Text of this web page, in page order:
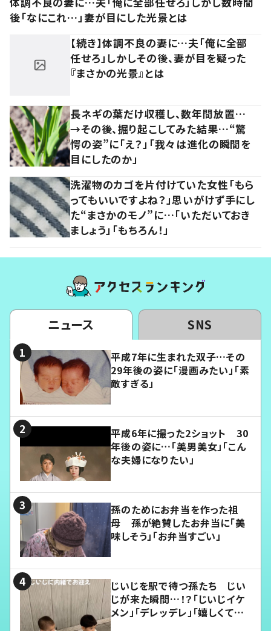
後「なにこれ…」妻が目にした光景とは
【続き】体調不良の妻に…夫「俺に全部
任せろ」しかしその後、妻が目を疑った
『まさかの光景』とは
長ネギの葉だけ収穫し、数年間放置…
→その後、掘り起こしてみた結果…“驚
愕の姿”に「え？」「我々は進化の瞬間を
目にしたのか」
洗濯物のカゴを片付けていた女性「もら
ってもいいですよね？」思いがけず手にし
た“まさかのモノ”に…「いただいておき
ましょう」「もちろん！」
ニュース SNS
平成7年に生まれた双子…その
29年後の姿に「漫画みたい」「素
敵すぎる」
平成6年に撮った2ショット 30
年後の姿に…「美男美女」「こん
な夫婦になりたい」
孫のためにお弁当を作った祖
母 孫が絶賛したお弁当に「美
味しそう」「お弁当すごい」
じいじを駅で待つ孫たち じい
じが来た瞬間…！？「じいじイケ
メン」「デレッデレ」「嬉しくて可